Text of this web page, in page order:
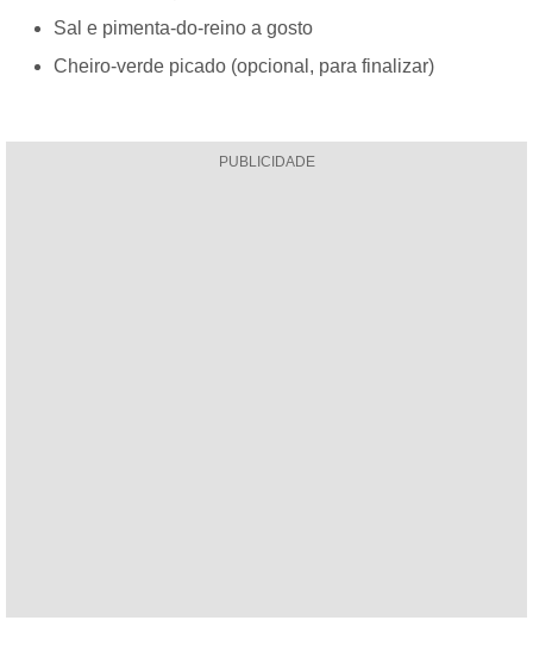
Sal e pimenta-do-reino a gosto
Cheiro-verde picado (opcional, para finalizar)
PUBLICIDADE